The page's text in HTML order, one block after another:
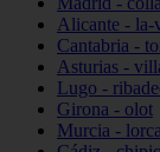
Alicante - la-
Cantabria -
Asturias -
Lugo -
Girona - olot
Murcia - lorca